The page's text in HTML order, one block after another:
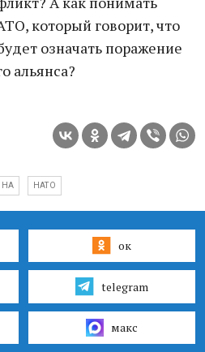
который говорит, что
означать поражение
альянса?
НАТО
ок
telegram
макс